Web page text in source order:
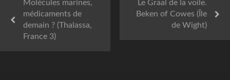
Molécules marines,
médicaments de
demain ? (Thalassa,
France 3)
Le Graal de la voile.
Beken of Cowes (Île
de Wight)